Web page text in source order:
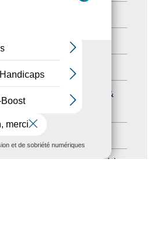
MENU
(41)
nationales Tourisme &
(1)